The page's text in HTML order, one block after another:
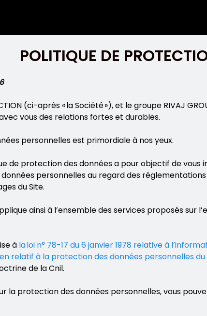
POLITIQUE DE
(ci-après « la Société »), et le groupe RIVAJ
vous des relations fortes et durables.
personnelles est primordiale à nos yeux.
de protection des données a pour objectif de
personnelles au regard des
du Site.
ainsi à l’ensemble des services proposés sur
à la loi n° 78-17 du 6 janvier 1978 relative à
relatif à la protection des données personnelles du
de la Cnil.
la protection des données personnelles, vous